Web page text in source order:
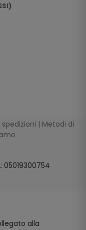
spedizioni | Metodi di
05019300754
alla